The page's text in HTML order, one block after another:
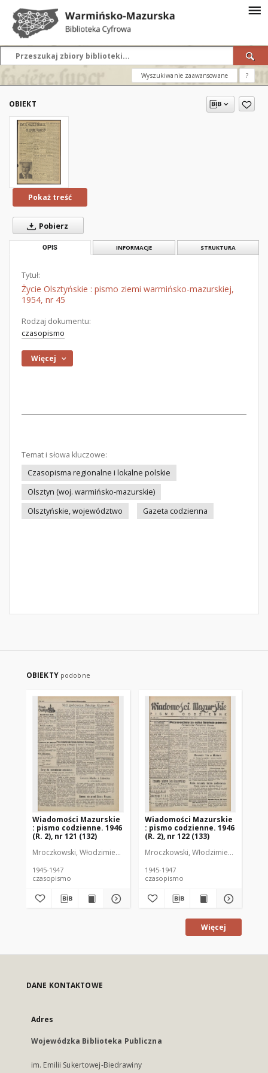
Wyszukiwanie zaawansowane ?
OBIEKT
Pokaż treść
Pobierz
OPIS INFORMACJE STRUKTURA
Tytuł:
Życie Olsztyńskie : pismo ziemi warmińsko-mazurskiej,
1954, nr 45
Rodzaj dokumentu:
czasopismo
Więcej
Temat i słowa kluczowe:
Czasopisma regionalne i lokalne polskie
Olsztyn (woj. warmińsko-mazurskie)
Olsztyńskie, województwo
Gazeta codzienna
OBIEKTY podobne
Wiadomości Mazurskie
: pismo codzienne. 1946
(R. 2), nr 121 (132)
Mroczkowski, Włodzimierz (1902-1971). Redaktor
1945-1947
czasopismo
Wiadomości Mazurskie
: pismo codzienne. 1946
(R. 2), nr 122 (133)
Mroczkowski, Włodzimierz (1902-
1945-1947
czasopismo
Więcej
DANE KONTAKTOWE
Adres
Wojewódzka Biblioteka Publiczna
im. Emilii Sukertowej-Biedrawiny